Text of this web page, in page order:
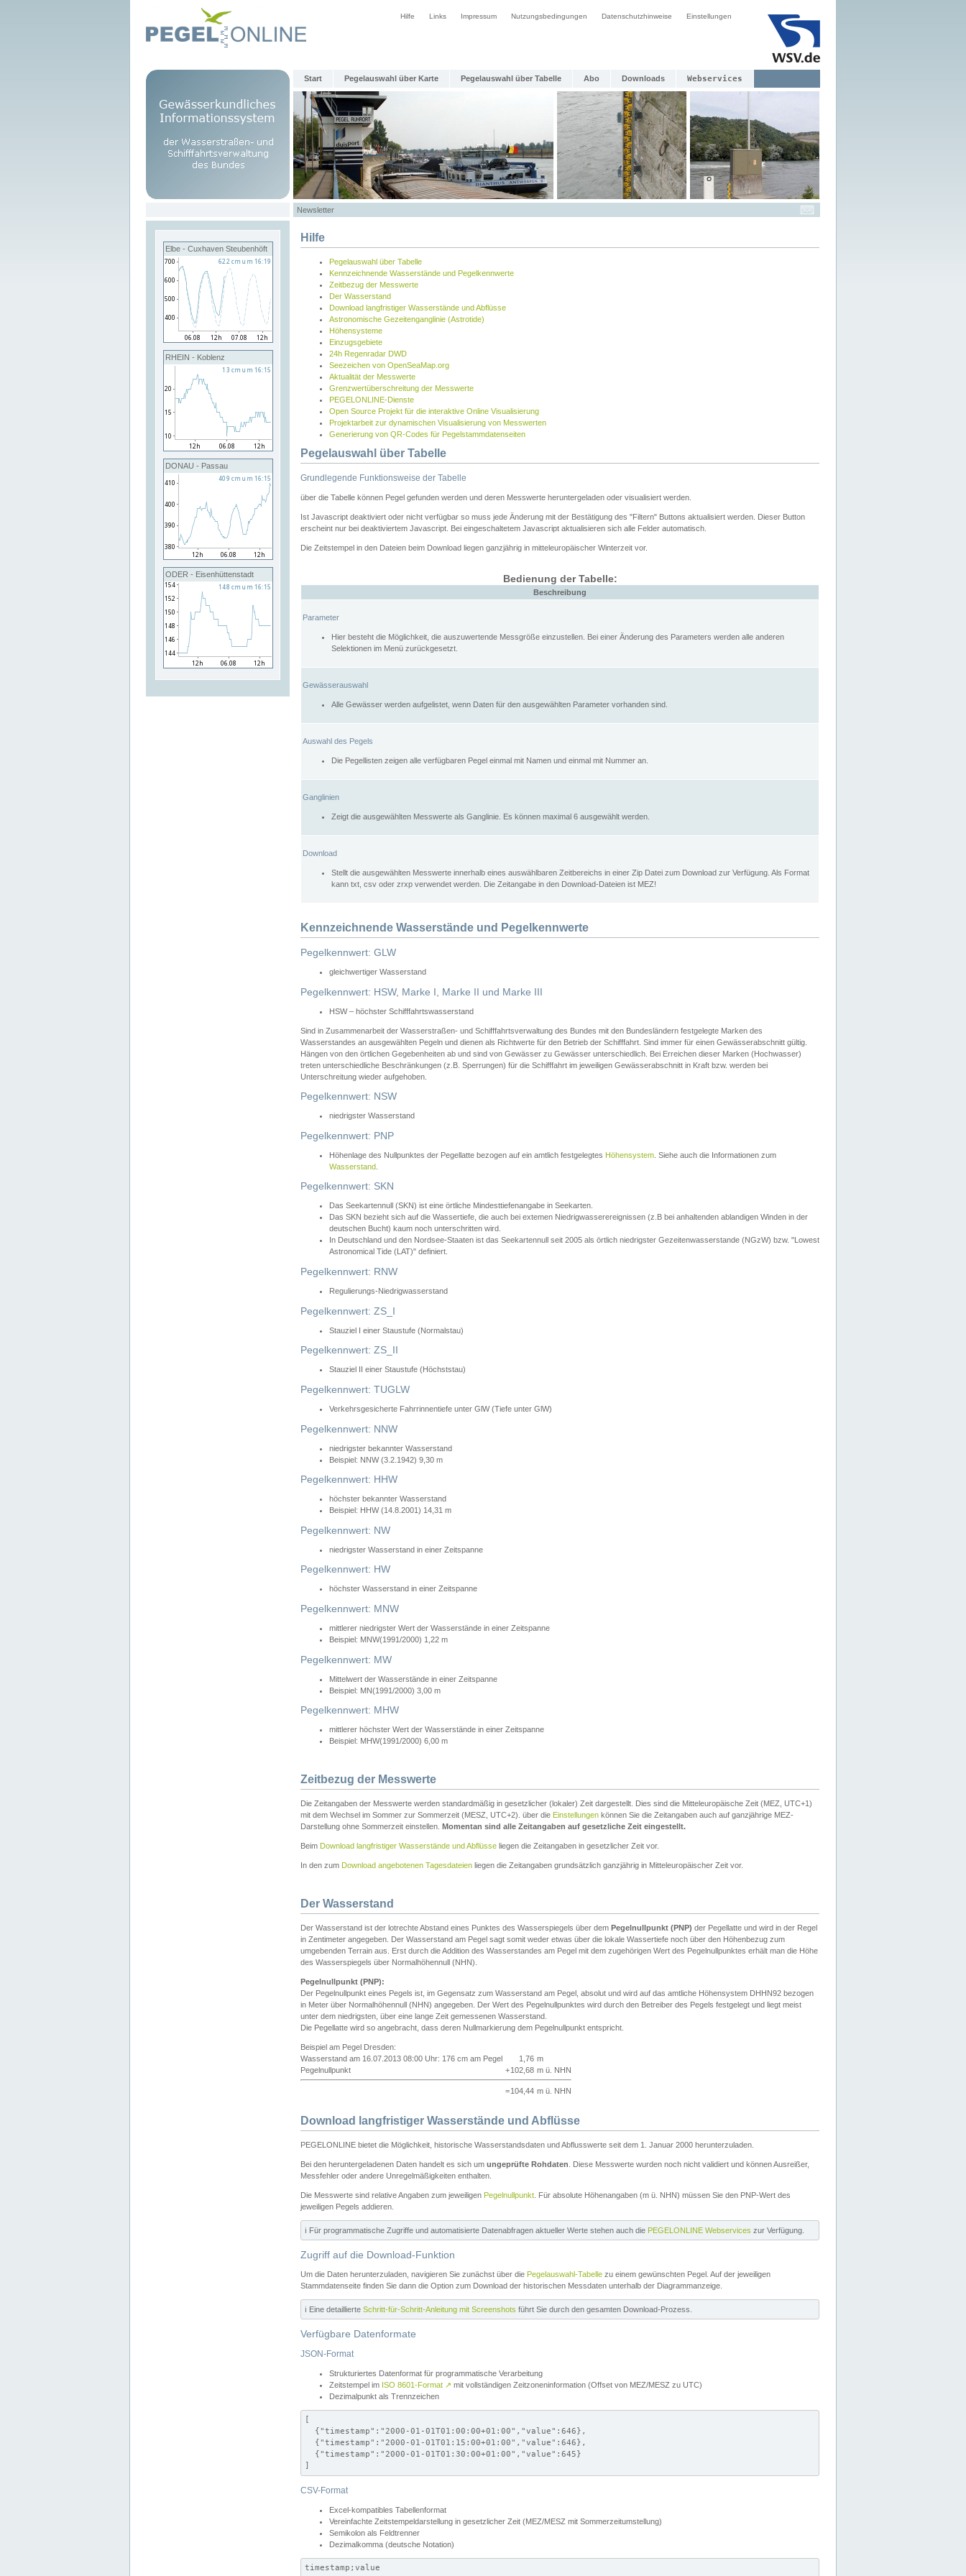
Hilfe Links Impressum Nutzungsbedingungen Datenschutzhinweise Einstellungen
Start Pegelauswahl über Karte Pegelauswahl über Tabelle Abo Downloads Webservices
Newsletter
Elbe - Cuxhaven Steubenhöft
RHEIN - Koblenz
DONAU - Passau
ODER - Eisenhüttenstadt
Hilfe
Pegelauswahl über Tabelle
Kennzeichnende Wasserstände und Pegelkennwerte
Zeitbezug der Messwerte
Der Wasserstand
Download langfristiger Wasserstände und Abflüsse
Astronomische Gezeitenganglinie (Astrotide)
Höhensysteme
Einzugsgebiete
24h Regenradar DWD
Seezeichen von OpenSeaMap.org
Aktualität der Messwerte
Grenzwertüberschreitung der Messwerte
PEGELONLINE-Dienste
Open Source Projekt für die interaktive Online Visualisierung
Projektarbeit zur dynamischen Visualisierung von Messwerten
Generierung von QR-Codes für Pegelstammdatenseiten
Pegelauswahl über Tabelle
Grundlegende Funktionsweise der Tabelle
über die Tabelle können Pegel gefunden werden und deren Messwerte heruntergeladen oder visualisiert werden.
Ist Javascript deaktiviert oder nicht verfügbar so muss jede Änderung mit der Bestätigung des "Filtern" Buttons aktualisiert werden. Dieser Button
erscheint nur bei deaktiviertem Javascript. Bei eingeschaltetem Javascript aktualisieren sich alle Felder automatisch.
Die Zeitstempel in den Dateien beim Download liegen ganzjährig in mitteleuropäischer Winterzeit vor.
Bedienung der Tabelle:
Beschreibung
Parameter
Hier besteht die Möglichkeit, die auszuwertende Messgröße einzustellen. Bei einer Änderung des Parameters werden alle anderen
Selektionen im Menü zurückgesetzt.
Gewässerauswahl
Alle Gewässer werden aufgelistet, wenn Daten für den ausgewählten Parameter vorhanden sind.
Auswahl des Pegels
Die Pegellisten zeigen alle verfügbaren Pegel einmal mit Namen und einmal mit Nummer an.
Ganglinien
Zeigt die ausgewählten Messwerte als Ganglinie. Es können maximal 6 ausgewählt werden.
Download
Stellt die ausgewählten Messwerte innerhalb eines auswählbaren Zeitbereichs in einer Zip Datei zum Download zur Verfügung. Als Format
kann txt, csv oder zrxp verwendet werden. Die Zeitangabe in den Download-Dateien ist MEZ!
Kennzeichnende Wasserstände und Pegelkennwerte
Pegelkennwert: GLW
gleichwertiger Wasserstand
Pegelkennwert: HSW, Marke I, Marke II und Marke III
HSW – höchster Schifffahrtswasserstand
Sind in Zusammenarbeit der Wasserstraßen- und Schifffahrtsverwaltung des Bundes mit den Bundesländern festgelegte Marken des
Wasserstandes an ausgewählten Pegeln und dienen als Richtwerte für den Betrieb der Schifffahrt. Sind immer für einen Gewässerabschnitt gültig.
Hängen von den örtlichen Gegebenheiten ab und sind von Gewässer zu Gewässer unterschiedlich. Bei Erreichen dieser Marken (Hochwasser)
treten unterschiedliche Beschränkungen (z.B. Sperrungen) für die Schifffahrt im jeweiligen Gewässerabschnitt in Kraft bzw. werden bei
Unterschreitung wieder aufgehoben.
Pegelkennwert: NSW
niedrigster Wasserstand
Pegelkennwert: PNP
Höhenlage des Nullpunktes der Pegellatte bezogen auf ein amtlich festgelegtes Höhensystem . Siehe auch die Informationen zum
Wasserstand
Pegelkennwert: SKN
Das Seekartennull (SKN) ist eine örtliche Mindesttiefenangabe in Seekarten.
Das SKN bezieht sich auf die Wassertiefe, die auch bei extemen Niedrigwasserereignissen (z.B bei anhaltenden ablandigen Winden in der
deutschen Bucht) kaum noch unterschritten wird.
In Deutschland und den Nordsee-Staaten ist das Seekartennull seit 2005 als örtlich niedrigster Gezeitenwasserstande (NGzW) bzw. "Lowest
Astronomical Tide (LAT)" definiert.
Pegelkennwert: RNW
Regulierungs-Niedrigwasserstand
Pegelkennwert: ZS_I
Stauziel I einer Staustufe (Normalstau)
Pegelkennwert: ZS_II
Stauziel II einer Staustufe (Höchststau)
Pegelkennwert: TUGLW
Verkehrsgesicherte Fahrrinnentiefe unter GlW (Tiefe unter GlW)
Pegelkennwert: NNW
niedrigster bekannter Wasserstand
Beispiel: NNW (3.2.1942) 9,30 m
Pegelkennwert: HHW
höchster bekannter Wasserstand
Beispiel: HHW (14.8.2001) 14,31 m
Pegelkennwert: NW
niedrigster Wasserstand in einer Zeitspanne
Pegelkennwert: HW
höchster Wasserstand in einer Zeitspanne
Pegelkennwert: MNW
mittlerer niedrigster Wert der Wasserstände in einer Zeitspanne
Beispiel: MNW(1991/2000) 1,22 m
Pegelkennwert: MW
Mittelwert der Wasserstände in einer Zeitspanne
Beispiel: MN(1991/2000) 3,00 m
Pegelkennwert: MHW
mittlerer höchster Wert der Wasserstände in einer Zeitspanne
Beispiel: MHW(1991/2000) 6,00 m
Zeitbezug der Messwerte
Die Zeitangaben der Messwerte werden standardmäßig in gesetzlicher (lokaler) Zeit dargestellt. Dies sind die Mitteleuropäische Zeit (MEZ, UTC+1)
mit dem Wechsel im Sommer zur Sommerzeit (MESZ, UTC+2). über die Einstellungen können Sie die Zeitangaben auch auf ganzjährige MEZ-
Darstellung ohne Sommerzeit einstellen. Momentan sind alle Zeitangaben auf gesetzliche Zeit eingestellt.
Beim Download langfristiger Wasserstände und Abflüsse liegen die Zeitangaben in gesetzlicher Zeit vor.
In den zum Download angebotenen Tagesdateien liegen die Zeitangaben grundsätzlich ganzjährig in Mitteleuropäischer Zeit vor.
Der Wasserstand
Der Wasserstand ist der lotrechte Abstand eines Punktes des Wasserspiegels über dem Pegelnullpunkt (PNP) der Pegellatte und wird in der Regel
in Zentimeter angegeben. Der Wasserstand am Pegel sagt somit weder etwas über die lokale Wassertiefe noch über den Höhenbezug zum
umgebenden Terrain aus. Erst durch die Addition des Wasserstandes am Pegel mit dem zugehörigen Wert des Pegelnullpunktes erhält man die Höhe
des Wasserspiegels über Normalhöhennull (NHN).
Pegelnullpunkt (PNP):
Der Pegelnullpunkt eines Pegels ist, im Gegensatz zum Wasserstand am Pegel, absolut und wird auf das amtliche Höhensystem DHHN92 bezogen
in Meter über Normalhöhennull (NHN) angegeben. Der Wert des Pegelnullpunktes wird durch den Betreiber des Pegels festgelegt und liegt meist
unter dem niedrigsten, über eine lange Zeit gemessenen Wasserstand.
Die Pegellatte wird so angebracht, dass deren Nullmarkierung dem Pegelnullpunkt entspricht.
Beispiel am Pegel Dresden:
Wasserstand am 16.07.2013 08:00 Uhr: 176 cm am Pegel
1,76 m
Pegelnullpunkt
+102,68 m ü. NHN
=104,44 m ü. NHN
Download langfristiger Wasserstände und Abflüsse
PEGELONLINE bietet die Möglichkeit, historische Wasserstandsdaten und Abflusswerte seit dem 1. Januar 2000 herunterzuladen.
Bei den heruntergeladenen Daten handelt es sich um ungeprüfte Rohdaten . Diese Messwerte wurden noch nicht validiert und können Ausreißer,
Messfehler oder andere Unregelmäßigkeiten enthalten.
Die Messwerte sind relative Angaben zum jeweiligen Pegelnullpunkt . Für absolute Höhenangaben (m ü. NHN) müssen Sie den PNP-Wert des
jeweiligen Pegels addieren.
ℹ️ Für programmatische Zugriffe und automatisierte Datenabfragen aktueller Werte stehen auch die PEGELONLINE Webservices zur Verfügung.
Zugriff auf die Download-Funktion
Um die Daten herunterzuladen, navigieren Sie zunächst über die Pegelauswahl-Tabelle zu einem gewünschten Pegel. Auf der jeweiligen
Stammdatenseite finden Sie dann die Option zum Download der historischen Messdaten unterhalb der Diagrammanzeige.
ℹ️ Eine detaillierte Schritt-für-Schritt-Anleitung mit Screenshots führt Sie durch den gesamten Download-Prozess.
Verfügbare Datenformate
JSON-Format
Strukturiertes Datenformat für programmatische Verarbeitung
Zeitstempel im ISO 8601-Format ↗ mit vollständigen Zeitzoneninformation (Offset von MEZ/MESZ zu UTC)
Dezimalpunkt als Trennzeichen
[
  {"timestamp":"2000-01-01T01:00:00+01:00","value":646},
  {"timestamp":"2000-01-01T01:15:00+01:00","value":646},
  {"timestamp":"2000-01-01T01:30:00+01:00","value":645}
]
CSV-Format
Excel-kompatibles Tabellenformat
Vereinfachte Zeitstempeldarstellung in gesetzlicher Zeit (MEZ/MESZ mit Sommerzeitumstellung)
Semikolon als Feldtrenner
Dezimalkomma (deutsche Notation)
timestamp;value